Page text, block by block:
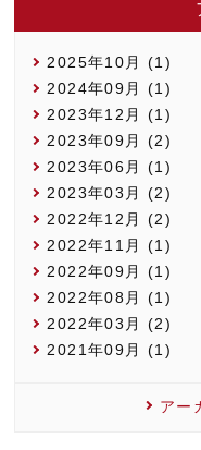
2025年10月 (1)
2024年09月 (1)
2023年12月 (1)
2023年09月 (2)
2023年06月 (1)
2023年03月 (2)
2022年12月 (2)
2022年11月 (1)
2022年09月 (1)
2022年08月 (1)
2022年03月 (2)
2021年09月 (1)
アー